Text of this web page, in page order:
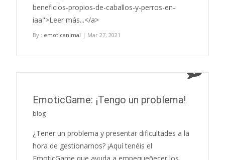
beneficios-propios-de-caballos-y-perros-en-
iaa">Leer más...</a>
By : emoticanimal | Mar 27, 2021
0
EmoticGame: ¡Tengo un problema!
blog
¿Tener un problema y presentar dificultades a la
hora de gestionarnos? ¡Aquí tenéis el